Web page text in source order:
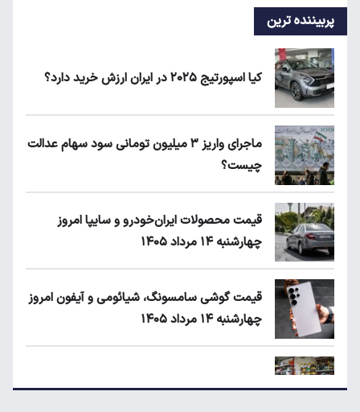
پربیننده ترین
کیا اسپورتیج ۲۰۲۵ در ایران ارزش خرید دارد؟
ماجرای واریز ۳ میلیون تومانی سود سهام عدالت
چیست؟
قیمت محصولات ایران‌خودرو و سایپا امروز
چهارشنبه ۱۴ مرداد ۱۴۰۵
قیمت گوشی سامسونگ، شیائومی و آیفون امروز
چهارشنبه ۱۴ مرداد ۱۴۰۵
زمان شارژ کالابرگ با رقم آخر کد ملی صفر تا ۲